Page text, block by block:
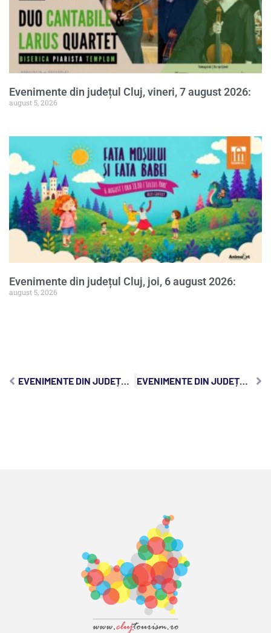
Evenimente din județul Cluj, vineri, 7 august 2026:
august 5, 2026
Evenimente din județul Cluj, joi, 6 august 2026:
august 5, 2026
EVENIMENTE DIN JUDEȚUL CLUJ, VINERI, 4 APRILIE 2025: EVENIMENTE DIN JUDEȚUL CLUJ, DUMINICĂ, 6 APRILIE 2025: